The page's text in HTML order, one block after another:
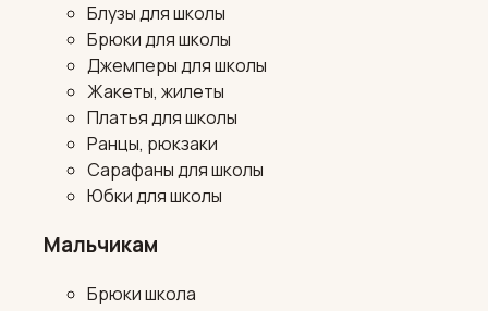
Блузы для школы
Брюки для школы
Джемперы для школы
Жакеты, жилеты
Платья для школы
Ранцы, рюкзаки
Сарафаны для школы
Юбки для школы
Мальчикам
Брюки школа